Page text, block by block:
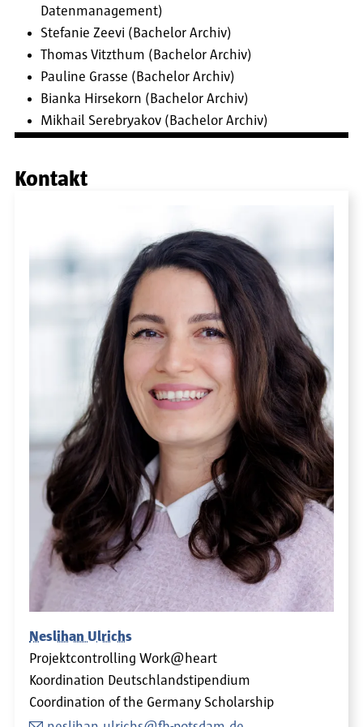
Datenmanagement)
Stefanie Zeevi (Bachelor Archiv)
Thomas Vitzthum (Bachelor Archiv)
Pauline Grasse (Bachelor Archiv)
Bianka Hirsekorn (Bachelor Archiv)
Mikhail Serebryakov (Bachelor Archiv)
Kontakt
Neslihan Ulrichs
Projektcontrolling Work@heart
Koordination Deutschlandstipendium
Coordination of the Germany Scholarship